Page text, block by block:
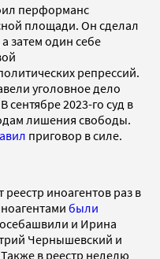
перформанс
площади. Он сделал
затем один себе
репрессий.
уголовное дело
сентябре 2023-го суд в
лишения свободы.
приговор в силе.
иноагентов раз в
были
и Ирина
Чернышевский и
в реестр неделю